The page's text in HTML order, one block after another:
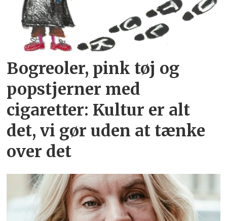
Bogreoler, pink tøj og
popstjerner med
cigaretter: Kultur er alt
det, vi gør uden at tænke
over det